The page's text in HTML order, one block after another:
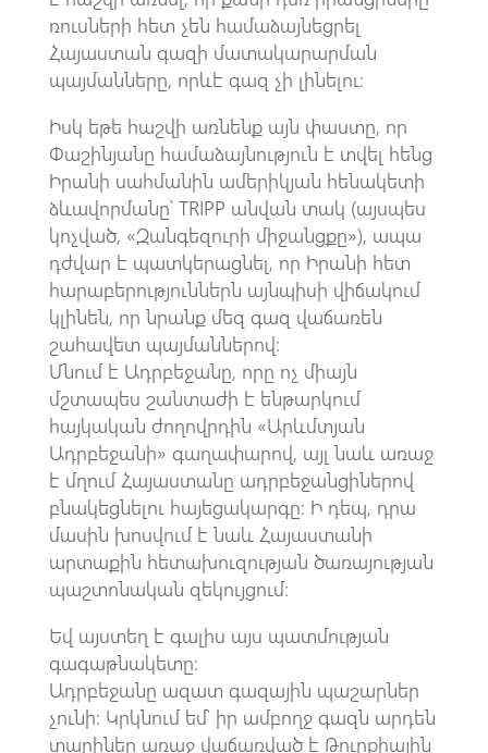
ռուսների հետ չեն համաձայնեցրել
Հայաստան գազի մատակարարման
պայմանները, որևէ գազ չի լինելու։
Իսկ եթե հաշվի առնենք այն փաստը, որ
Փաշինյանը համաձայնություն է տվել հենց
Իրանի սահմանին ամերիկյան հենակետի
ձևավորմանը՝ TRIPP անվան տակ (այսպես
կոչված, «Զանգեզուրի միջանցքը»), ապա
դժվար է պատկերացնել, որ Իրանի հետ
հարաբերություններն այնպիսի վիճակում
կլինեն, որ նրանք մեզ գազ վաճառեն
շահավետ պայմաններով։
Մնում է Ադրբեջանը, որը ոչ միայն
մշտապես շանտաժի է ենթարկում
հայկական ժողովրդին «Արևմտյան
Ադրբեջանի» գաղափարով, այլ նաև առաջ
է մղում Հայաստանը ադրբեջանցիներով
բնակեցնելու հայեցակարգը։ Ի դեպ, դրա
մասին խոսվում է նաև Հայաստանի
արտաքին հետախուզության ծառայության
պաշտոնական զեկույցում։
Եվ այստեղ է գալիս այս պատմության
գագաթնակետը։
Ադրբեջանը ազատ գազային պաշարներ
չունի։ Կրկնում եմ՝ իր ամբողջ գազն արդեն
տարիներ առաջ վաճառված է Թուրքիային